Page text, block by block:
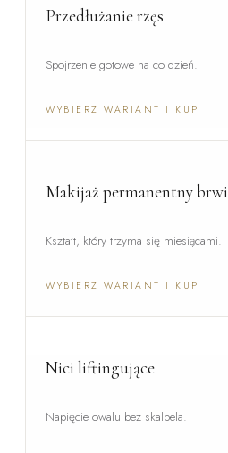
Przedłużanie rzęs
Spojrzenie gotowe na co dzień.
WYBIERZ WARIANT I KUP
Makijaż permanentny brwi
Kształt, który trzyma się miesiącami.
WYBIERZ WARIANT I KUP
Nici liftingujące
Napięcie owalu bez skalpela.